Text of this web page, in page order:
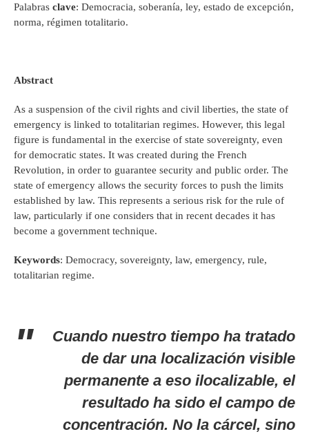
Palabras clave: Democracia, soberanía, ley, estado de excepción,
norma, régimen totalitario.
Abstract
As a suspension of the civil rights and civil liberties, the state of
emergency is linked to totalitarian regimes. However, this legal
figure is fundamental in the exercise of state sovereignty, even
for democratic states. It was created during the French
Revolution, in order to guarantee security and public order. The
state of emergency allows the security forces to push the limits
established by law. This represents a serious risk for the rule of
law, particularly if one considers that in recent decades it has
become a government technique.
Keywords: Democracy, sovereignty, law, emergency, rule,
totalitarian regime.
Cuando nuestro tiempo ha tratado
de dar una localización visible
permanente a eso ilocalizable, el
resultado ha sido el campo de
concentración. No la cárcel, sino